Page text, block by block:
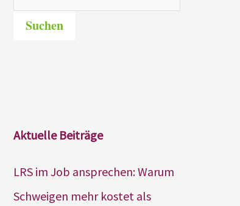
Suchen
Aktuelle Beiträge
LRS im Job ansprechen: Warum
Schweigen mehr kostet als